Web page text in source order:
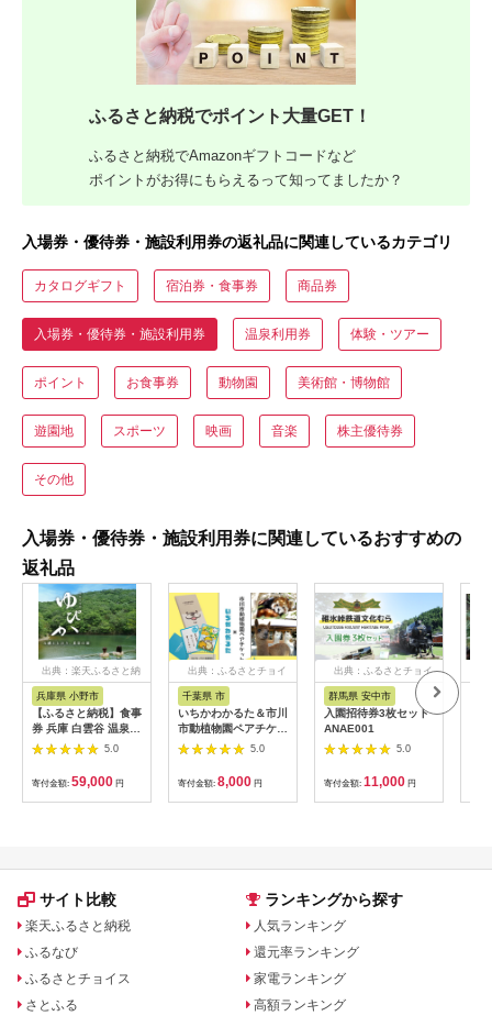
ふるさと納税でポイント大量GET！
ふるさと納税でAmazonギフトコードなど
ポイントがお得にもらえるって知ってましたか？
入場券・優待券・施設利用券の返礼品に関連しているカテゴリ
カタログギフト 宿泊券・食事券 商品券
入場券・優待券・施設利用券 温泉利用券 体験・ツアー
ポイント お食事券 動物園 美術館・博物館
遊園地 スポーツ 映画 音楽 株主優待券
その他
入場券・優待券・施設利用券に関連しているおすすめの
返礼品
出典：楽天ふるさと納
兵庫県 小野市
【ふるさと納税】食事
券 兵庫 白雲谷 温泉
ゆぴか 入浴券 10枚＋
お食事券 (1,000円)
10枚 セット 旅行 旅
温泉旅行 スパ サウナ
岩盤浴 マッサージ エ
トラン 健康 美容 兵庫
5.0
寄付金額: 59,000 円
出典：ふるさとチョイ
千葉県 市
いちかわかるた＆市川
市動植物園ペアチケッ
ト 【12203-0196】
5.0
寄付金額: 8,000 円
出典：ふるさとチョイ
群馬県 安中市
入園招待券3枚セット
ANAE001
5.0
寄付金額: 11,000 円
サイト比較
楽天ふるさと納税
ふるなび
ふるさとチョイス
さとふる
ランキングから探す
人気ランキング
還元率ランキング
家電ランキング
高額ランキング